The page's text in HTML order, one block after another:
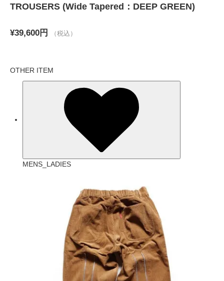
TROUSERS (Wide Tapered：DEEP GREEN)
¥39,600円 （税込）
OTHER ITEM
MENS_LADIES